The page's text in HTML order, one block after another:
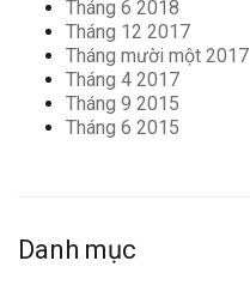
Tháng 6 2018
Tháng 12 2017
Tháng mười một 2017
Tháng 4 2017
Tháng 9 2015
Tháng 6 2015
Danh mục